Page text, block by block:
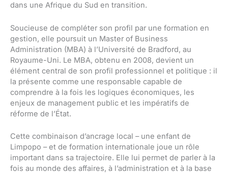
dans une Afrique du Sud en transition.
Soucieuse de compléter son profil par une formation en
gestion, elle poursuit un Master of Business
Administration (MBA) à l’Université de Bradford, au
Royaume-Uni. Le MBA, obtenu en 2008, devient un
élément central de son profil professionnel et politique : il
la présente comme une responsable capable de
comprendre à la fois les logiques économiques, les
enjeux de management public et les impératifs de
réforme de l’État.
Cette combinaison d’ancrage local – une enfant de
Limpopo – et de formation internationale joue un rôle
important dans sa trajectoire. Elle lui permet de parler à la
fois au monde des affaires, à l’administration et à la base